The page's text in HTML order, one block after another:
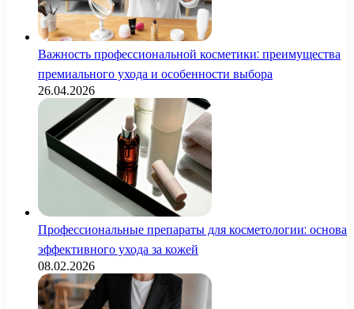
Важность профессиональной косметики: преимущества
премиального ухода и особенности выбора
26.04.2026
Профессиональные препараты для косметологии: основа
эффективного ухода за кожей
08.02.2026